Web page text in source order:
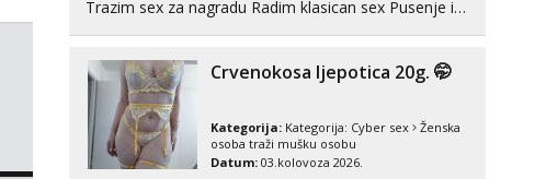
Biljana
Tel: 064/677-677
- Kod: #132
tel:0,93€ - mob:1,12€ min
Vanesa
Čekam tvoj poziv!
Trazim sex za nagradu Radim klasican sex Pusenje i
neljubim se Wha...Crvenokosa ljepotica 20g. 🤭
Kategorija: Kategorija: Cyber sex
Ženska
osoba traži mušku osobu
Datum: 03.kolovoza 2026.